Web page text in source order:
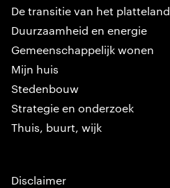
De transitie van het platteland
Duurzaamheid en energie
Gemeenschappelijk wonen
Mijn huis
Stedenbouw
Strategie en onderzoek
Thuis, buurt, wijk
Disclaimer